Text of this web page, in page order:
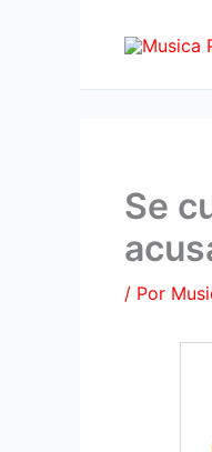
Se
/ Por